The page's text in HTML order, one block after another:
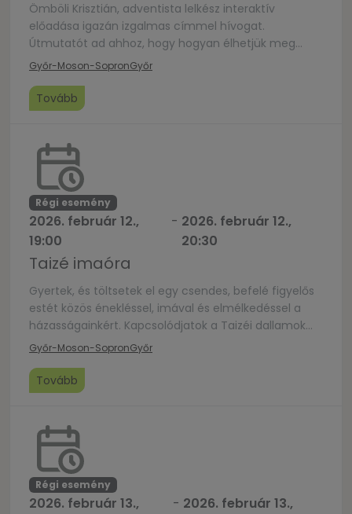
Ömböli Krisztián, adventista lelkész interaktív
előadása igazán izgalmas címmel hívogat.
Útmutatót ad ahhoz, hogy hogyan élhetjük meg
kapcsolatunkban „a hűség szabadságát”, ahogy az
Református Gyülekezet, Győr, Kossuth utca 9. Az
előadás alatt lehetőség van gyerekfelügyeletet kérni,
…/1FAIpQLSdMIk1JvWtgke…/viewform
Győr-Moson-SopronGyőr
Tovább
Régi esemény
2026. február 12.,
19:00
- 2026. február 12.,
20:30
Taizé imaóra
Gyertek, és töltsetek el egy csendes, befelé figyelős
estét közös énekléssel, imával és elmélkedéssel a
házasságainkért. Kapcsolódjatok a Taizéi dallamok
hagyományos egyszerűsége és békéje által Istenhez,
regisztráció nem szükséges. Helyszín: Csanaki Régi
Katolikus Iskola – Horgas u. 1.
Győr-Moson-SopronGyőr
Tovább
Régi esemény
2026. február 13., - 2026. február 13.,